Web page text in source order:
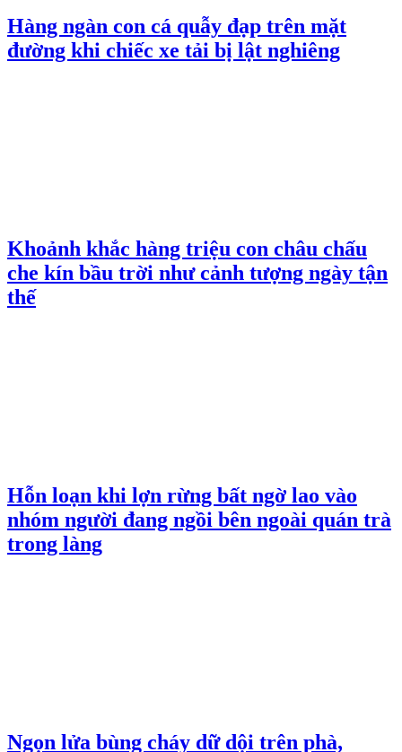
Hàng ngàn con cá quẫy đạp trên mặt
đường khi chiếc xe tải bị lật nghiêng
Khoảnh khắc hàng triệu con châu chấu
che kín bầu trời như cảnh tượng ngày tận
thế
Hỗn loạn khi lợn rừng bất ngờ lao vào
nhóm người đang ngồi bên ngoài quán trà
trong làng
Ngọn lửa bùng cháy dữ dội trên phà,